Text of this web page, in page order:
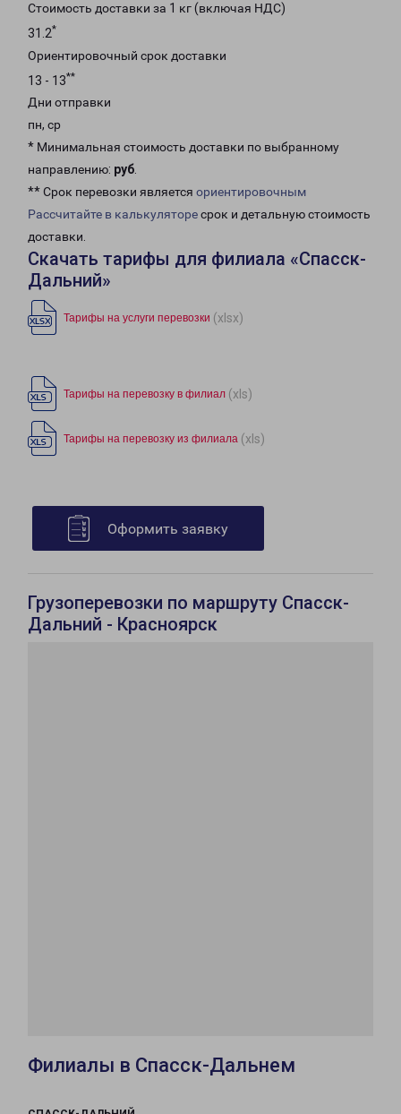
Стоимость доставки за 1 кг (включая НДС)
31.2*
Ориентировочный срок доставки
13 - 13**
Дни отправки
пн, ср
* Минимальная стоимость доставки по выбранному
направлению: руб.
** Срок перевозки является ориентировочным
Рассчитайте в калькуляторесрок и детальную стоимость
доставки.
Скачать тарифы для филиала «Спасск-
Дальний»
Тарифы на услуги перевозки (xlsx)
Тарифы на перевозку в филиал (xls)
Тарифы на перевозку из филиала (xls)
Оформить заявку
Грузоперевозки по маршруту Спасск-
Дальний - Красноярск
Филиалы в Спасск-Дальнем